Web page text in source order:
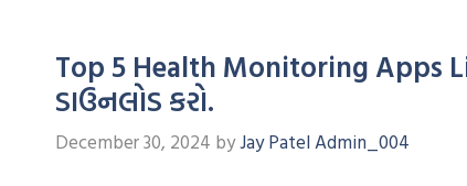
Top 5 Health Monitoring Apps
ડાઉનલોડ કરો.
December 30, 2024 byJay Patel Admin_004